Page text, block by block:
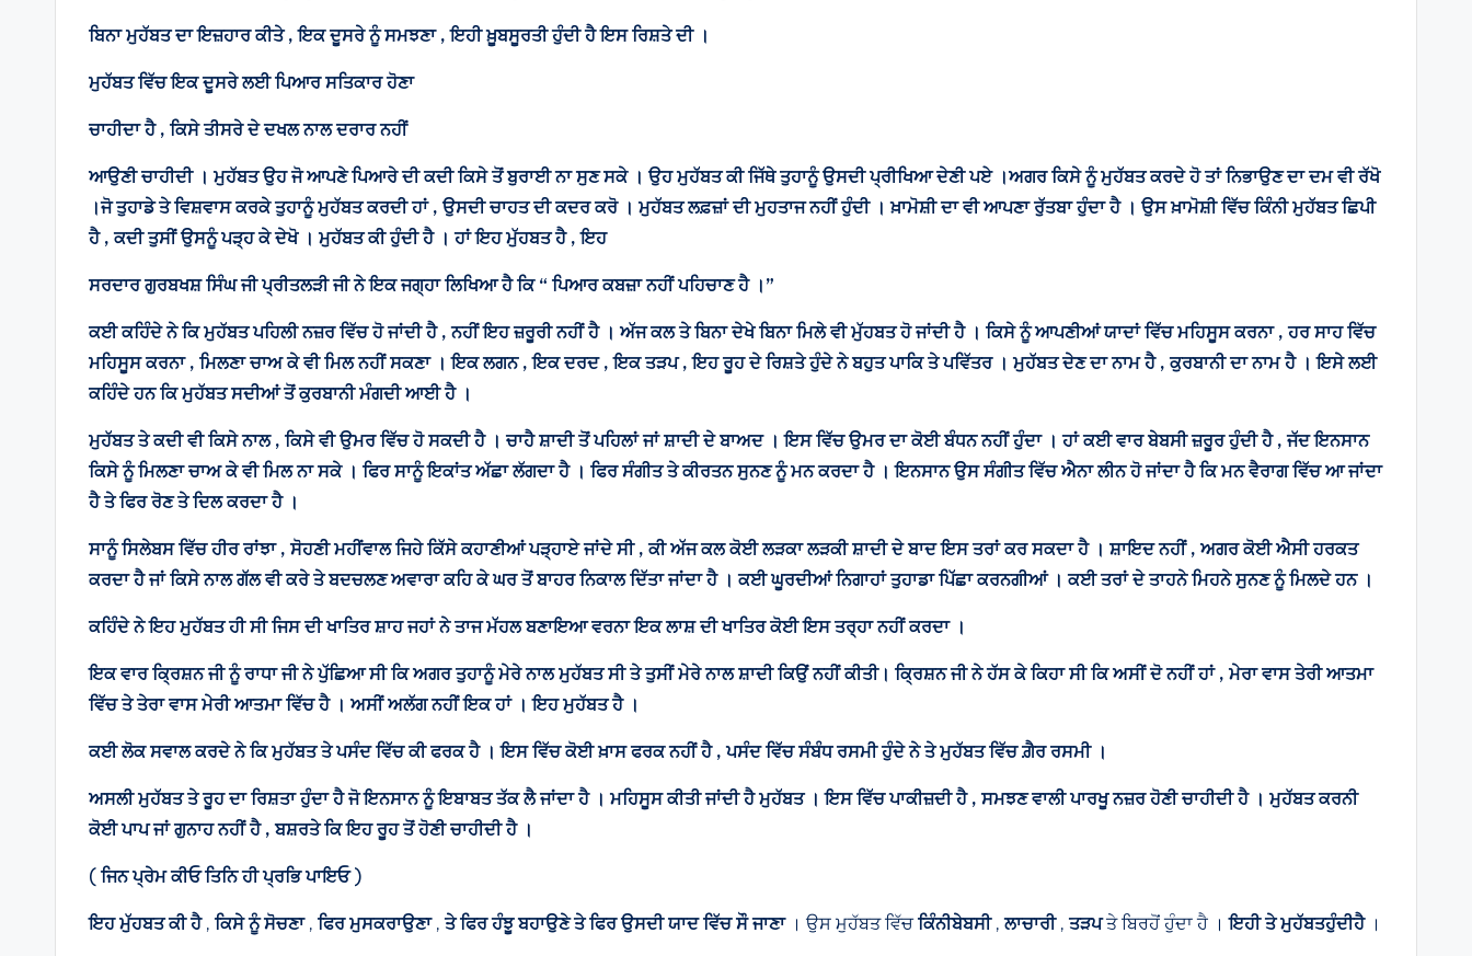
ਬਿਨਾ ਮੁਹੱਬਤ ਦਾ ਇਜ਼ਹਾਰ ਕੀਤੇ , ਇਕ ਦੂਸਰੇ ਨੂੰ ਸਮਝਣਾ , ਇਹੀ ਖ਼ੂਬਸੂਰਤੀ ਹੁੰਦੀ ਹੈ ਇਸ ਰਿਸ਼ਤੇ ਦੀ ।
ਮੁਹੱਬਤ ਵਿੱਚ ਇਕ ਦੂਸਰੇ ਲਈ ਪਿਆਰ ਸਤਿਕਾਰ ਹੋਣਾ
ਚਾਹੀਦਾ ਹੈ , ਕਿਸੇ ਤੀਸਰੇ ਦੇ ਦਖਲ ਨਾਲ ਦਰਾਰ ਨਹੀਂ
ਆਉਣੀ ਚਾਹੀਦੀ । ਮੁਹੱਬਤ ਉਹ ਜੋ ਆਪਣੇ ਪਿਆਰੇ ਦੀ ਕਦੀ ਕਿਸੇ ਤੋਂ ਬੁਰਾਈ ਨਾ ਸੁਣ ਸਕੇ । ਉਹ ਮੁਹੱਬਤ ਕੀ ਜਿੱਥੇ ਤੁਹਾਨੂੰ ਉਸਦੀ ਪ੍ਰੀਖਿਆ ਦੇਣੀ ਪਏ ।ਅਗਰ ਕਿਸੇ ਨੂੰ ਮੁਹੱਬਤ ਕਰਦੇ ਹੋ ਤਾਂ ਨਿਭਾਉਣ ਦਾ ਦਮ ਵੀ ਰੱਖੋ
।ਜੋ ਤੁਹਾਡੇ ਤੇ ਵਿਸ਼ਵਾਸ ਕਰਕੇ ਤੁਹਾਨੂੰ ਮੁਹੱਬਤ ਕਰਦੀ ਹਾਂ , ਉਸਦੀ ਚਾਹਤ ਦੀ ਕਦਰ ਕਰੋ । ਮੁਹੱਬਤ ਲਫ਼ਜ਼ਾਂ ਦੀ ਮੁਹਤਾਜ ਨਹੀਂ ਹੁੰਦੀ । ਖ਼ਾਮੋਸ਼ੀ ਦਾ ਵੀ ਆਪਣਾ ਰੁੱਤਬਾ ਹੁੰਦਾ ਹੈ । ਉਸ ਖ਼ਾਮੋਸ਼ੀ ਵਿੱਚ ਕਿੰਨੀ ਮੁਹੱਬਤ ਛਿਪੀ
ਹੈ , ਕਦੀ ਤੁਸੀਂ ਉਸਨੂੰ ਪੜ੍ਹ ਕੇ ਦੇਖੋ । ਮੁਹੱਬਤ ਕੀ ਹੁੰਦੀ ਹੈ । ਹਾਂ ਇਹ ਮੁੱਹਬਤ ਹੈ , ਇਹ
ਸਰਦਾਰ ਗੁਰਬਖਸ਼ ਸਿੰਘ ਜੀ ਪ੍ਰੀਤਲੜੀ ਜੀ ਨੇ ਇਕ ਜਗ੍ਹਾ ਲਿਖਿਆ ਹੈ ਕਿ “ ਪਿਆਰ ਕਬਜ਼ਾ ਨਹੀਂ ਪਹਿਚਾਣ ਹੈ ।”
ਕਈ ਕਹਿੰਦੇ ਨੇ ਕਿ ਮੁਹੱਬਤ ਪਹਿਲੀ ਨਜ਼ਰ ਵਿੱਚ ਹੋ ਜਾਂਦੀ ਹੈ , ਨਹੀਂ ਇਹ ਜ਼ਰੂਰੀ ਨਹੀਂ ਹੈ । ਅੱਜ ਕਲ ਤੇ ਬਿਨਾ ਦੇਖੇ ਬਿਨਾ ਮਿਲੇ ਵੀ ਮੁੱਹਬਤ ਹੋ ਜਾਂਦੀ ਹੈ । ਕਿਸੇ ਨੂੰ ਆਪਣੀਆਂ ਯਾਦਾਂ ਵਿੱਚ ਮਹਿਸੂਸ ਕਰਨਾ , ਹਰ ਸਾਹ ਵਿੱਚ
ਮਹਿਸੂਸ ਕਰਨਾ , ਮਿਲਣਾ ਚਾਅ ਕੇ ਵੀ ਮਿਲ ਨਹੀਂ ਸਕਣਾ । ਇਕ ਲਗਨ , ਇਕ ਦਰਦ , ਇਕ ਤੜਪ , ਇਹ ਰੂਹ ਦੇ ਰਿਸ਼ਤੇ ਹੁੰਦੇ ਨੇ ਬਹੁਤ ਪਾਕਿ ਤੇ ਪਵਿੱਤਰ । ਮੁਹੱਬਤ ਦੇਣ ਦਾ ਨਾਮ ਹੈ , ਕੁਰਬਾਨੀ ਦਾ ਨਾਮ ਹੈ । ਇਸੇ ਲਈ
ਕਹਿੰਦੇ ਹਨ ਕਿ ਮੁਹੱਬਤ ਸਦੀਆਂ ਤੋਂ ਕੁਰਬਾਨੀ ਮੰਗਦੀ ਆਈ ਹੈ ।
ਮੁਹੱਬਤ ਤੇ ਕਦੀ ਵੀ ਕਿਸੇ ਨਾਲ , ਕਿਸੇ ਵੀ ਉਮਰ ਵਿੱਚ ਹੋ ਸਕਦੀ ਹੈ । ਚਾਹੈ ਸ਼ਾਦੀ ਤੋਂ ਪਹਿਲਾਂ ਜਾਂ ਸ਼ਾਦੀ ਦੇ ਬਾਅਦ । ਇਸ ਵਿੱਚ ਉਮਰ ਦਾ ਕੋਈ ਬੰਧਨ ਨਹੀਂ ਹੁੰਦਾ । ਹਾਂ ਕਈ ਵਾਰ ਬੇਬਸੀ ਜ਼ਰੂਰ ਹੁੰਦੀ ਹੈ , ਜੱਦ ਇਨਸਾਨ
ਕਿਸੇ ਨੂੰ ਮਿਲਣਾ ਚਾਅ ਕੇ ਵੀ ਮਿਲ ਨਾ ਸਕੇ । ਫਿਰ ਸਾਨੂੰ ਇਕਾਂਤ ਅੱਛਾ ਲੱਗਦਾ ਹੈ । ਫਿਰ ਸੰਗੀਤ ਤੇ ਕੀਰਤਨ ਸੁਨਣ ਨੂੰ ਮਨ ਕਰਦਾ ਹੈ । ਇਨਸਾਨ ਉਸ ਸੰਗੀਤ ਵਿੱਚ ਐਨਾ ਲੀਨ ਹੋ ਜਾਂਦਾ ਹੈ ਕਿ ਮਨ ਵੈਰਾਗ ਵਿੱਚ ਆ ਜਾਂਦਾ
ਹੈ ਤੇ ਫਿਰ ਰੋਣ ਤੇ ਦਿਲ ਕਰਦਾ ਹੈ ।
ਸਾਨੂੰ ਸਿਲੇਬਸ ਵਿੱਚ ਹੀਰ ਰਾਂਝਾ , ਸੋਹਣੀ ਮਹੀਂਵਾਲ ਜਿਹੇ ਕਿੱਸੇ ਕਹਾਣੀਆਂ ਪੜ੍ਹਾਏ ਜਾਂਦੇ ਸੀ , ਕੀ ਅੱਜ ਕਲ ਕੋਈ ਲੜਕਾ ਲੜਕੀ ਸ਼ਾਦੀ ਦੇ ਬਾਦ ਇਸ ਤਰਾਂ ਕਰ ਸਕਦਾ ਹੈ । ਸ਼ਾਇਦ ਨਹੀਂ , ਅਗਰ ਕੋਈ ਐਸੀ ਹਰਕਤ
ਕਰਦਾ ਹੈ ਜਾਂ ਕਿਸੇ ਨਾਲ ਗੱਲ ਵੀ ਕਰੇ ਤੇ ਬਦਚਲਣ ਅਵਾਰਾ ਕਹਿ ਕੇ ਘਰ ਤੋਂ ਬਾਹਰ ਨਿਕਾਲ ਦਿੱਤਾ ਜਾਂਦਾ ਹੈ । ਕਈ ਘੂਰਦੀਆਂ ਨਿਗਾਹਾਂ ਤੁਹਾਡਾ ਪਿੱਛਾ ਕਰਨਗੀਆਂ । ਕਈ ਤਰਾਂ ਦੇ ਤਾਹਨੇ ਮਿਹਨੇ ਸੁਨਣ ਨੂੰ ਮਿਲਦੇ ਹਨ ।
ਕਹਿੰਦੇ ਨੇ ਇਹ ਮੁਹੱਬਤ ਹੀ ਸੀ ਜਿਸ ਦੀ ਖਾਤਿਰ ਸ਼ਾਹ ਜਹਾਂ ਨੇ ਤਾਜ ਮੱਹਲ ਬਣਾਇਆ ਵਰਨਾ ਇਕ ਲਾਸ਼ ਦੀ ਖਾਤਿਰ ਕੋਈ ਇਸ ਤਰ੍ਹਾ ਨਹੀਂ ਕਰਦਾ ।
ਇਕ ਵਾਰ ਕ੍ਰਿਸ਼ਨ ਜੀ ਨੂੰ ਰਾਧਾ ਜੀ ਨੇ ਪੁੱਛਿਆ ਸੀ ਕਿ ਅਗਰ ਤੁਹਾਨੂੰ ਮੇਰੇ ਨਾਲ ਮੁਹੱਬਤ ਸੀ ਤੇ ਤੁਸੀਂ ਮੇਰੇ ਨਾਲ ਸ਼ਾਦੀ ਕਿਉਂ ਨਹੀਂ ਕੀਤੀ। ਕ੍ਰਿਸ਼ਨ ਜੀ ਨੇ ਹੱਸ ਕੇ ਕਿਹਾ ਸੀ ਕਿ ਅਸੀਂ ਦੋ ਨਹੀਂ ਹਾਂ , ਮੇਰਾ ਵਾਸ ਤੇਰੀ ਆਤਮਾ
ਵਿੱਚ ਤੇ ਤੇਰਾ ਵਾਸ ਮੇਰੀ ਆਤਮਾ ਵਿੱਚ ਹੈ । ਅਸੀਂ ਅਲੱਗ ਨਹੀਂ ਇਕ ਹਾਂ । ਇਹ ਮੁਹੱਬਤ ਹੈ ।
ਕਈ ਲੋਕ ਸਵਾਲ ਕਰਦੇ ਨੇ ਕਿ ਮੁਹੱਬਤ ਤੇ ਪਸੰਦ ਵਿੱਚ ਕੀ ਫਰਕ ਹੈ । ਇਸ ਵਿੱਚ ਕੋਈ ਖ਼ਾਸ ਫਰਕ ਨਹੀਂ ਹੈ , ਪਸੰਦ ਵਿੱਚ ਸੰਬੰਧ ਰਸਮੀ ਹੁੰਦੇ ਨੇ ਤੇ ਮੁਹੱਬਤ ਵਿੱਚ ਗ਼ੈਰ ਰਸਮੀ ।
ਅਸਲੀ ਮੁਹੱਬਤ ਤੇ ਰੂਹ ਦਾ ਰਿਸ਼ਤਾ ਹੁੰਦਾ ਹੈ ਜੋ ਇਨਸਾਨ ਨੂੰ ਇਬਾਬਤ ਤੱਕ ਲੈ ਜਾਂਦਾ ਹੈ । ਮਹਿਸੂਸ ਕੀਤੀ ਜਾਂਦੀ ਹੈ ਮੁਹੱਬਤ । ਇਸ ਵਿੱਚ ਪਾਕੀਜ਼ਦੀ ਹੈ , ਸਮਝਣ ਵਾਲੀ ਪਾਰਖੂ ਨਜ਼ਰ ਹੋਣੀ ਚਾਹੀਦੀ ਹੈ । ਮੁਹੱਬਤ ਕਰਨੀ
ਕੋਈ ਪਾਪ ਜਾਂ ਗੁਨਾਹ ਨਹੀਂ ਹੈ , ਬਸ਼ਰਤੇ ਕਿ ਇਹ ਰੂਹ ਤੋਂ ਹੋਣੀ ਚਾਹੀਦੀ ਹੈ ।
( ਜਿਨ ਪ੍ਰੇਮ ਕੀਓ ਤਿਨਿ ਹੀ ਪ੍ਰਭਿ ਪਾਇਓ)
ਇਹ ਮੁੱਹਬਤ ਕੀ ਹੈ, ਕਿਸੇ ਨੂੰ ਸੋਚਣਾ, ਫਿਰ ਮੁਸਕਰਾਉਣਾ, ਤੇ ਫਿਰ ਹੰਝੂ ਬਹਾਉਣੇ ਤੇ ਫਿਰ ਉਸਦੀ ਯਾਦ ਵਿੱਚ ਸੌ ਜਾਣਾ। ਉਸ ਮੁਹੱਬਤ ਵਿੱਚਕਿੰਨੀਬੇਬਸੀ,ਲਾਚਾਰੀ, ਤੜਪਤੇ ਬਿਰਹੋਂ ਹੁੰਦਾ ਹੈ ।ਇਹੀ ਤੇ ਮੁਹੱਬਤਹੁੰਦੀਹੈ।